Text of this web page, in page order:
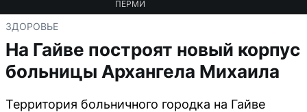
ПЕРМИ
ЗДОРОВЬЕ
На Гайве построят новый корпус
больницы Архангела Михаила
Территория больничного городка на Гайве